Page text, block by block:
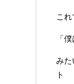
こ
「
みた
ト